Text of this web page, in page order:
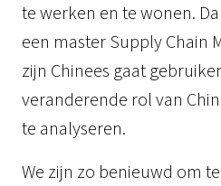
te werken en te wonen.
een master Supply Chain
zijn Chinees gaat
veranderende rol van
te analyseren.
We zijn zo benieuwd om